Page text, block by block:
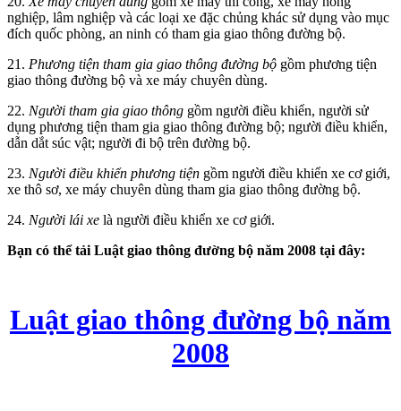
nghiệp, lâm nghiệp và các loại xe đặc chủng khác sử dụng vào mục
đích quốc phòng, an ninh có tham gia giao thông đường bộ.
21. Phương tiện tham gia giao thông đường bộ gồm phương tiện
giao thông đường bộ và xe máy chuyên dùng.
22. Người tham gia giao thông gồm người điều khiển, người sử
dụng phương tiện tham gia giao thông đường bộ; người điều khiển,
dẫn dắt súc vật; người đi bộ trên đường bộ.
23. Người điều khiển phương tiện gồm người điều khiển xe cơ giới,
xe thô sơ, xe máy chuyên dùng tham gia giao thông đường bộ.
24. Người lái xe là người điều khiển xe cơ giới.
Bạn có thể tải Luật giao thông đường bộ năm 2008 tại đây:
Luật giao thông đường bộ năm
2008